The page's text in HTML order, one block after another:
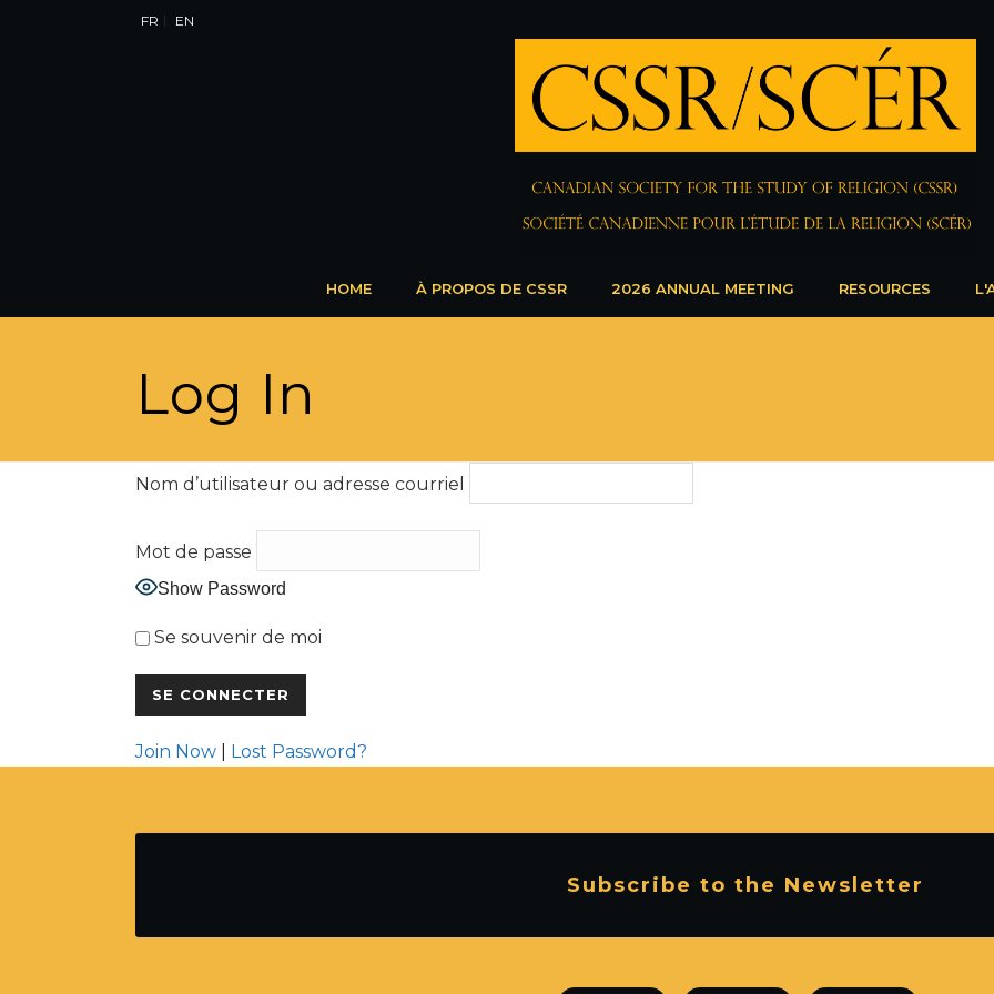
FR EN
HOME À PROPOS DE CSSR 2026 ANNUAL MEETING RESOURCES
Log In
Nom d’utilisateur ou adresse courriel
Mot de passe
Show Password
Se souvenir de moi
Join Now Lost Password?
Subscribe to the Newsletter